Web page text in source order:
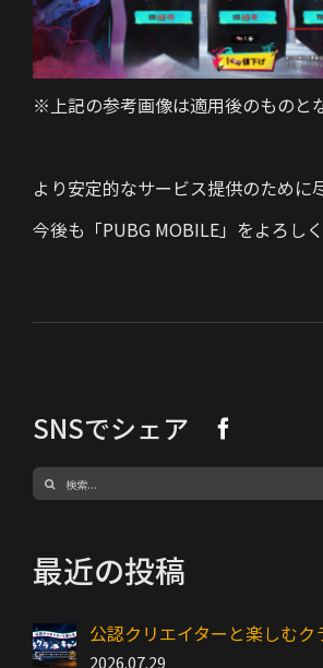
※上記の参考画像は適用後のものと
より安定的なサービス提供のために
今後も「PUBG MOBILE」をよろしく
SNSでシェア
検
最近の投稿
公認クリエイターと楽しむ
2026.07.29